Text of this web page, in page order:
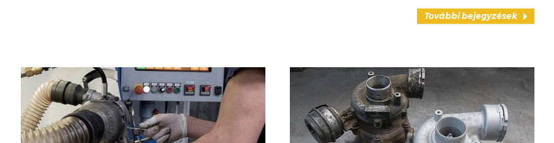
További bejegyzések